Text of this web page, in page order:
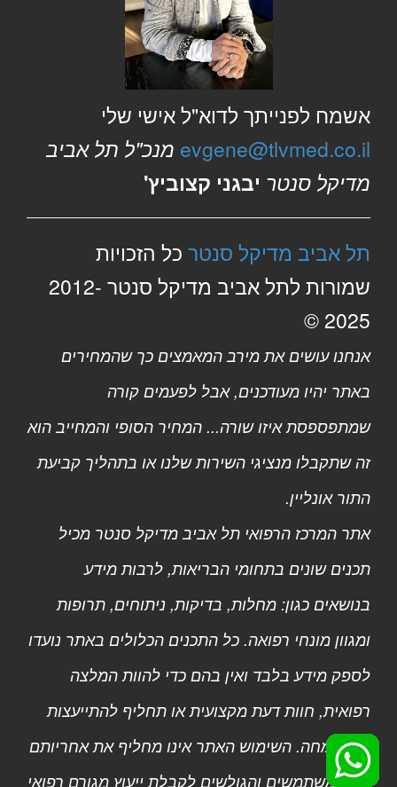
אשמח לפנייתך לדוא"ל אישי שלי
evgene@tlvmed.co.il מנכ"ל תל אביב
מדיקל סנטר יבגני קצוביץ'
תל אביב מדיקל סנטר כל הזכויות
שמורות לתל אביב מדיקל סנטר 2012-
2025 ©
אנחנו עושים את מירב המאמצים כך שהמחירים
באתר יהיו מעודכנים, אבל לפעמים קורה
שמתפספסת איזו שורה... המחיר הסופי והמחייב הוא
זה שתקבלו מנציגי השירות שלנו או בתהליך קביעת
התור אונליין.
אתר המרכז הרפואי תל אביב מדיקל סנטר מכיל
תכנים שונים בתחומי הבריאות, לרבות מידע
בנושאים כגון: מחלות, בדיקות, ניתוחים, תרופות
ומגוון מונחי רפואה. כל התכנים הכלולים באתר נועדו
לספק מידע בלבד ואין בהם כדי להוות המלצה
רפואית, חוות דעת מקצועית או תחליף להתייעצות
עם מומחה. השימוש האתר אינו מחליף את אחריותם
של המשתמשים והגולשים לקבלת ייעוץ מגורם רפואי